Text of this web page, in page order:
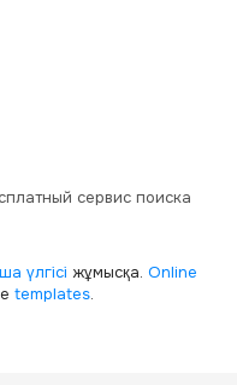
сервис поиска
үлгісі жұмысқа. Online
templates.